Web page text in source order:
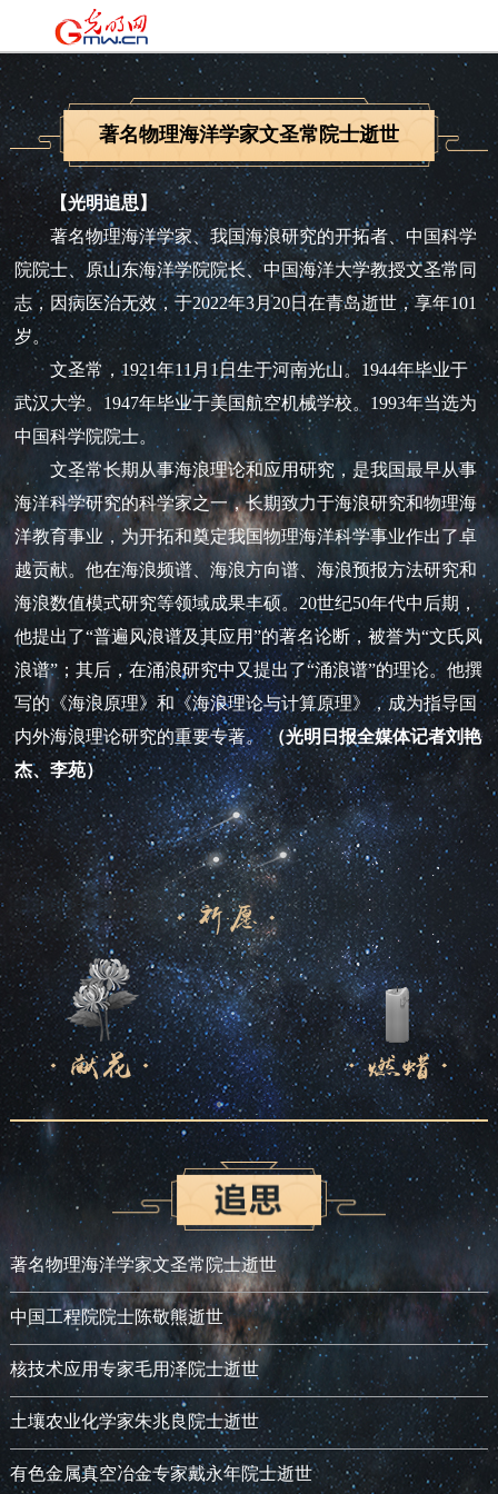
著名物理海洋学家文圣常院士逝世
【光明追思】
著名物理海洋学家、我国海浪研究的开拓者、中国科学
院院士、原山东海洋学院院长、中国海洋大学教授文圣常同
志，因病医治无效，于2022年3月20日在青岛逝世，享年101
岁。
文圣常，1921年11月1日生于河南光山。1944年毕业于
武汉大学。1947年毕业于美国航空机械学校。1993年当选为
中国科学院院士。
文圣常长期从事海浪理论和应用研究，是我国最早从事
海洋科学研究的科学家之一，长期致力于海浪研究和物理海
洋教育事业，为开拓和奠定我国物理海洋科学事业作出了卓
越贡献。他在海浪频谱、海浪方向谱、海浪预报方法研究和
海浪数值模式研究等领域成果丰硕。20世纪50年代中后期，
他提出了“普遍风浪谱及其应用”的著名论断，被誉为“文氏风
浪谱”；其后，在涌浪研究中又提出了“涌浪谱”的理论。他撰
写的《海浪原理》和《海浪理论与计算原理》，成为指导国
内外海浪理论研究的重要专著。（光明日报全媒体记者刘艳
杰、李苑）
著名物理海洋学家文圣常院士逝世
中国工程院院士陈敬熊逝世
核技术应用专家毛用泽院士逝世
土壤农业化学家朱兆良院士逝世
有色金属真空冶金专家戴永年院士逝世